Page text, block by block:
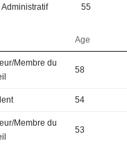
Administratif 55
Age
Membre du
58
54
Membre du
53